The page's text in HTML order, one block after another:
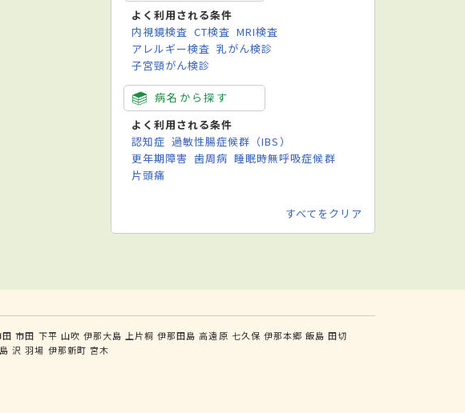
よく利用される条件
内視鏡検査 CT検査 MRI検査
アレルギー検査 乳がん検診
子宮頸がん検診
病名から探す
よく利用される条件
認知症 過敏性腸症候群（IBS）
更年期障害 歯周病 睡眠時無呼吸症候群
片頭痛
すべてをクリア
市田 下平 山吹 伊那大島 上片桐 伊那田島 高遠原 七久保 伊那本郷 飯島 田切
沢 羽場 伊那新町 宮木